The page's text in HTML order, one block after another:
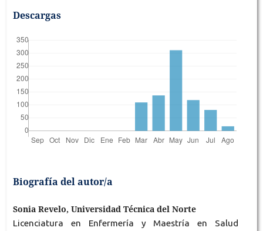
Descargas
Biografía del autor/a
Sonia Revelo, Universidad Técnica del Norte
Licenciatura en Enfermería y Maestría en Salud